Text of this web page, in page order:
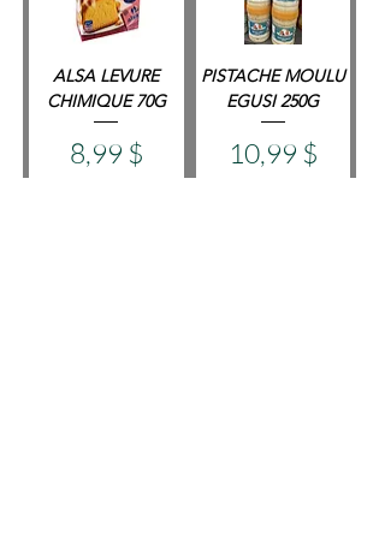
ALSA LEVURE
CHIMIQUE 70G
Prix
8,99 $
PISTACHE MOULU
EGUSI 250G
Prix
10,99 $